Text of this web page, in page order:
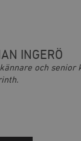
INGERÖ
och senior